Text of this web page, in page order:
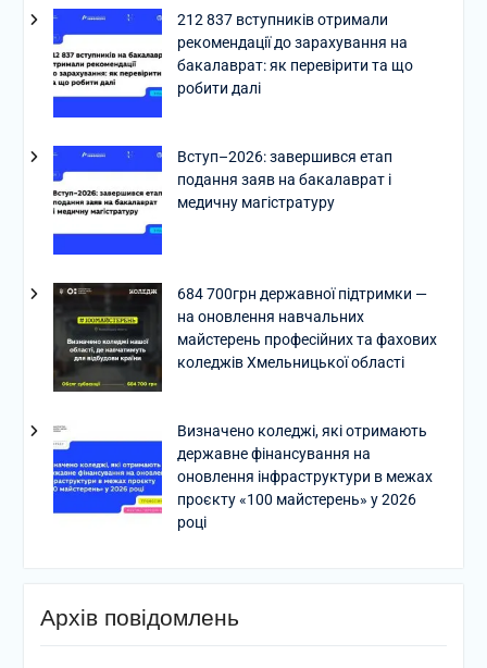
212 837 вступників отримали
рекомендації до зарахування на
бакалаврат: як перевірити та що
робити далі
Вступ–2026: завершився етап
подання заяв на бакалаврат і
медичну магістратуру
684 700грн державної підтримки —
на оновлення навчальних
майстерень професійних та фахових
коледжів Хмельницької області
Визначено коледжі, які отримають
державне фінансування на
оновлення інфраструктури в межах
проєкту «100 майстерень» у 2026
році
Архів повідомлень